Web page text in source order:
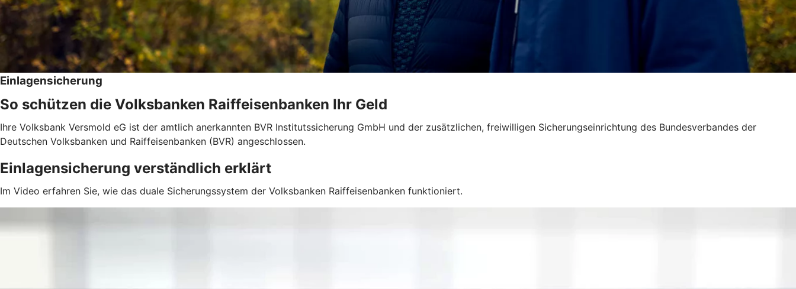
Einlagensicherung
So schützen die Volksbanken Raiffeisenbanken Ihr Geld
Ihre Volksbank Versmold eG ist der amtlich anerkannten BVR Institutssicherung GmbH und der zusätzlichen, freiwilligen Sicherungseinrichtung des Bundesverbandes der
Deutschen Volksbanken und Raiffeisenbanken (BVR) angeschlossen.
Einlagensicherung verständlich erklärt
Im Video erfahren Sie, wie das duale Sicherungssystem der Volksbanken Raiffeisenbanken funktioniert.